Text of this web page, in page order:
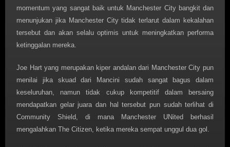
momentum yang sangat baik untuk Manchester City bangkit dan
menunjukan jika Manchester City tidak terlarut dalam kekalahan
tersebut dan akan selalu optimis untuk meningkatkan performa
ketinggalan mereka.
Joe Hart yang merupakan kiper andalan dari Manchester City pun
menilai jika skuad dari Mancini sudah sangat bagus dalam
keseluruhan, namun tidak cukup kompetitif dalam bersaing
mendapatkan gelar juara dan hal tersebut pun sudah terlihat di
Community Shield, di mana Manchester UNited berhasil
mengalahkan The Citizen, ketika mereka sempat unggul dua gol.